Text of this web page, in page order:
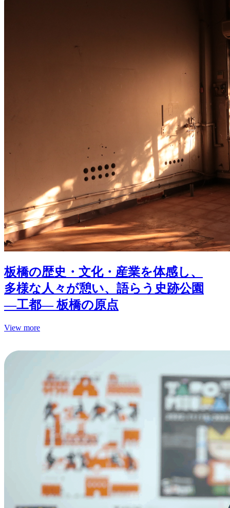
板橋の歴史・文化・産業を体感し、
多様な人々が憩い、語らう史跡公園
—工都— 板橋の原点
View more